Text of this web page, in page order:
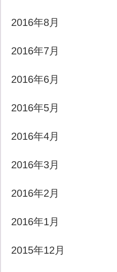
2016年8月
2016年7月
2016年6月
2016年5月
2016年4月
2016年3月
2016年2月
2016年1月
2015年12月